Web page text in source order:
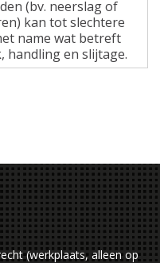
(bv. neerslag of
kan tot slechtere
name wat betreft
handling en slijtage.
(werkplaats, alleen op